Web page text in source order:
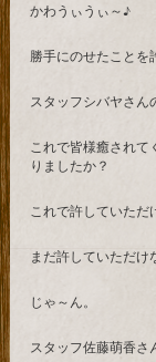
かわうぃうぃ～♪
勝手にのせたことを
スタッフシバヤさん
これで皆様癒されて
りましたか？
これで許していただ
まだ許していただけ
じゃ～ん。
スタッフ佐藤萌香さ